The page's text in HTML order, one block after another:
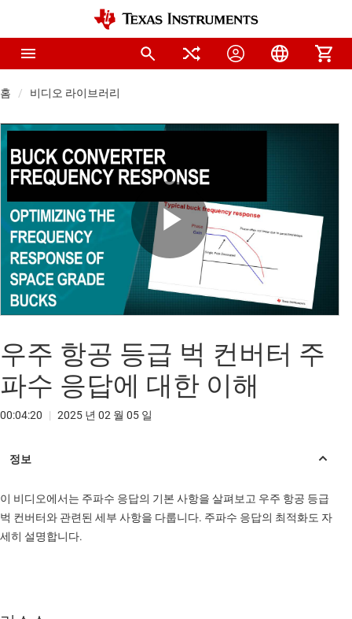
홈 비디오 라이브러리
Play
Video
우주 항공 등급 벅 컨버터 주
파수 응답에 대한 이해
00:04:20 | 2025 년 02 월 05 일
이 비디오에서는 주파수 응답의 기본 사항을 살펴보고 우주 항공 등급
벅 컨버터와 관련된 세부 사항을 다룹니다. 주파수 응답의 최적화도 자
세히 설명합니다.